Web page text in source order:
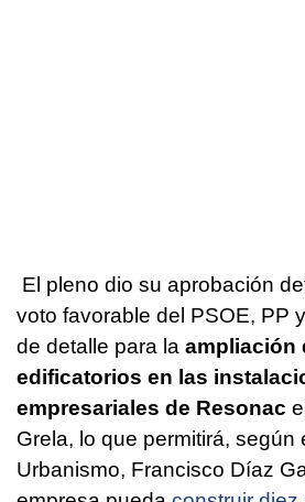
El pleno dio su aprobación
voto favorable del PSOE, PP
de detalle para la ampliación
edificatorios en las
empresariales de Resonac
Grela, lo que permitirá, según
Urbanismo, Francisco Díaz